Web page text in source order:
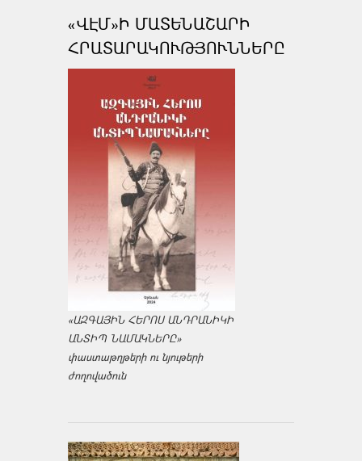
«ՎԷՄ»Ի ՄԱՏԵՆԱՇԱՐԻ
ՀՐԱՏԱՐԱԿՈՒԹՅՈՒՆՆԵՐԸ
«ԱԶԳԱՅԻՆ ՀԵՐՈՍ ԱՆԴՐԱՆԻԿԻ
ԱՆՏԻՊ ՆԱՄԱԿՆԵՐԸ»
փաստաթղթերի ու նյութերի
ժողովածուն